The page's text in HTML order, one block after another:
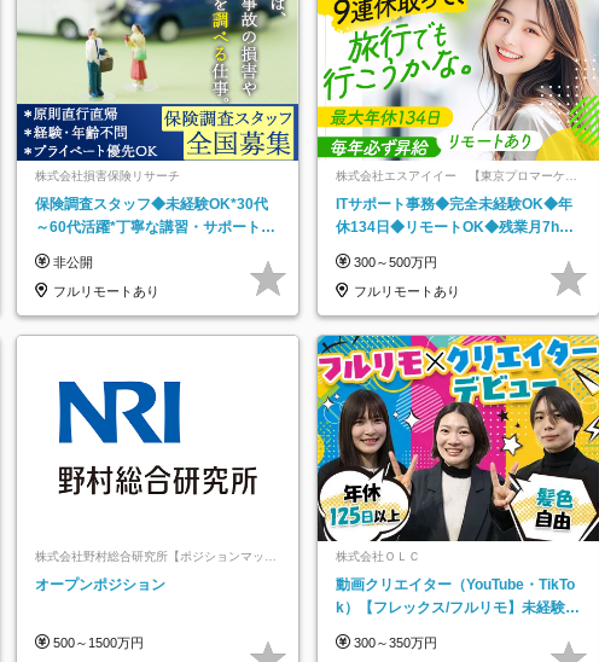
株式会社損害保険リサーチ
保険調査スタッフ◆未経験OK*30代
～60代活躍*丁寧な講習・サポートあ
託
非公開
フルリモートあり
株式会社エスアイイー 【東京プロマーケッ
ITサポート事務◆完全未経験OK◆年
休134日◆リモートOK◆残業月7h以
300～500万円
フルリモートあり
株式会社野村総合研究所【ポジションマッチ
オープンポジション
500～1500万円
株式会社ＯＬＣ
動画クリエイター（YouTube・TikTo
k）【フレックス/フルリモ】未経験O
300～350万円